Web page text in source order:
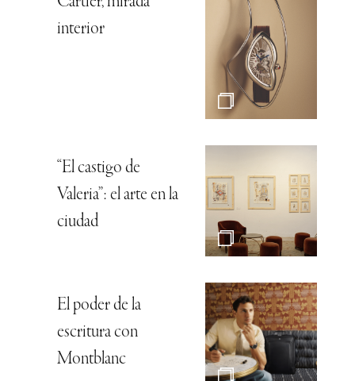
interior
“El castigo de
Valeria”: el arte en la
ciudad
El poder de la
escritura con
Montblanc